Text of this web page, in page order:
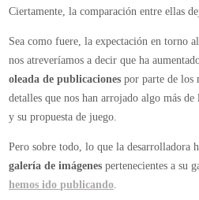
Ciertamente, la comparación entre ellas
Sea como fuere, la expectación en torno
nos atreveríamos a decir que ha
oleada de publicaciones por parte de los
detalles que nos han arrojado algo más
y su propuesta de juego.
Pero sobre todo, lo que la desarrolladora
galería de imágenes pertenecientes a su
hemos ido publicando.